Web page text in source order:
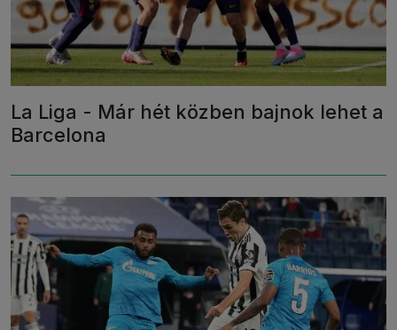
La Liga - Már hét közben bajnok lehet a
Barcelona